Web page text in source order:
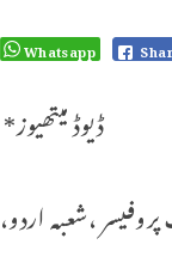
Whatsapp
میتھیوز
،شعبہ اردو،